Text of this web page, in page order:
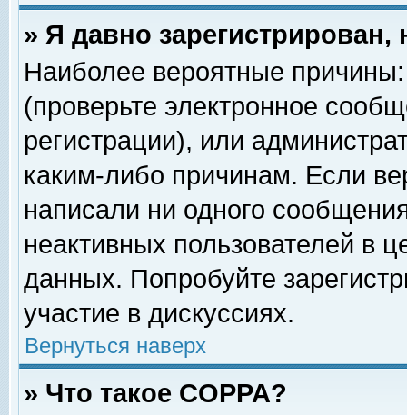
» Я давно
Наиболее вероятные
(проверьте электронное
регистрации), или
каким-либо причинам. Если
написали ни одного
неактивных пользователей в
данных. Попробуйте
участие в дискуссиях.
Вернуться наверх
» Что такое COPPA?